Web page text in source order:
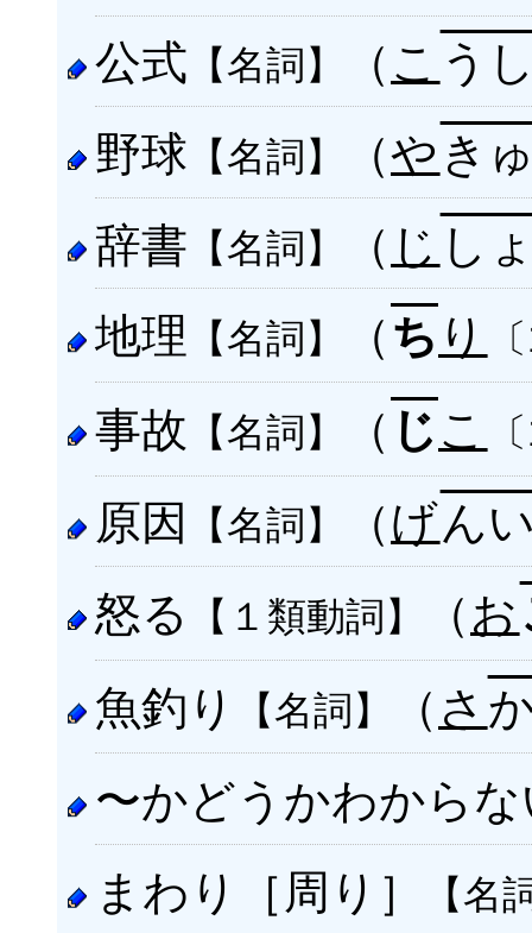
公式 【名詞】 （こ う
野球 【名詞】 （や き
辞書 【名詞】 （ じ し
地理 【名詞】 （ ち り
事故 【名詞】 （ じ こ
原因 【名詞】 （げん
怒る
【１類動詞】 （お
魚釣り 【名詞】 （ さ
〜かどうかわから
まわり［周り］
【名